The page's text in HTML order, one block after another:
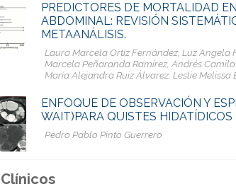
PREDICTORES DE MORTALIDAD
ABDOMINAL: REVISIÓN
METAANÁLISIS.
Laura Marcela Ortiz Fernández, Luz Angela
Marcela Peñaranda Ramírez, Andrés
María Alejandra Ruiz Álvarez, Leslie Melissa
ENFOQUE DE OBSERVACIÓN Y
WAIT)PARA QUISTES HIDATÍDICOS
Pedro Pablo Pinto Guerrero